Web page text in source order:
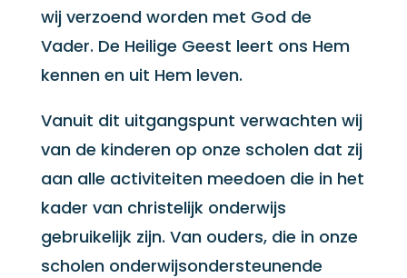
wij verzoend worden met God de
Vader. De Heilige Geest leert ons Hem
kennen en uit Hem leven.
Vanuit dit uitgangspunt verwachten wij
van de kinderen op onze scholen dat zij
aan alle activiteiten meedoen die in het
kader van christelijk onderwijs
gebruikelijk zijn. Van ouders, die in onze
scholen onderwijsondersteunende